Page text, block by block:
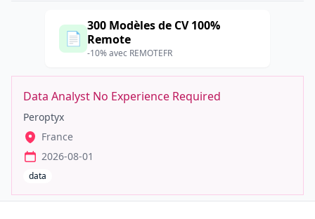
📄
300 Modèles de CV 100%
Remote
-10% avec REMOTEFR
Data Analyst No Experience Required
Peroptyx
France
2026-08-01
data